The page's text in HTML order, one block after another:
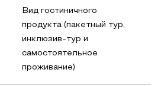
Вид гостиничного
продукта (пакетный тур,
инклюзив-тур и
самостоятельное
проживание)